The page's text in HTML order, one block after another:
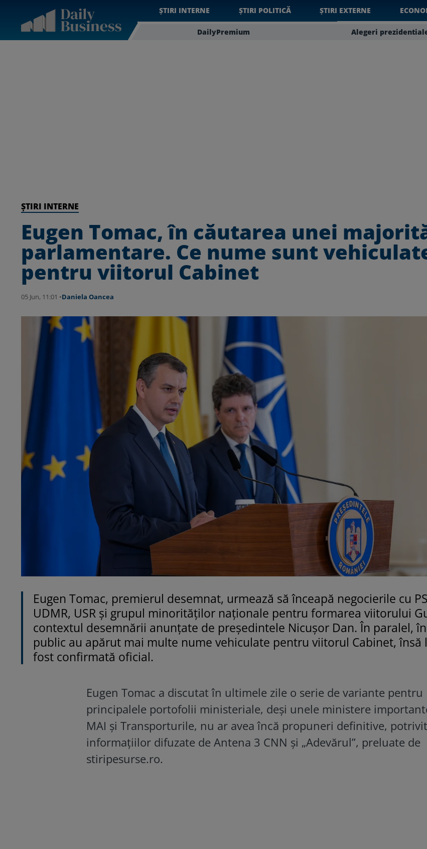
ȘTIRI INTERNE ȘTIRI POLITICĂ ȘTIRI EXTERNE
DailyPremium Alegeri
ȘTIRI INTERNE
Eugen Tomac, în căutarea unei
parlamentare. Ce nume sunt
pentru viitorul Cabinet
05 Jun, 11:01 •Daniela Oancea
Eugen Tomac, premierul desemnat, urmează să înceapă negocierile cu
UDMR, USR și grupul minorităților naționale pentru formarea viitorului
contextul desemnării anunțate de președintele Nicușor Dan. În paralel,
public au apărut mai multe nume vehiculate pentru viitorul Cabinet, însă
fost confirmată oficial.
Eugen Tomac a discutat în ultimele zile o serie de variante pentru
principalele portofolii ministeriale, deși unele ministere
MAI și Transporturile, nu ar avea încă propuneri definitive, potrivit
informațiilor difuzate de Antena 3 CNN și „Adevărul”, preluate de
stiripesurse.ro.